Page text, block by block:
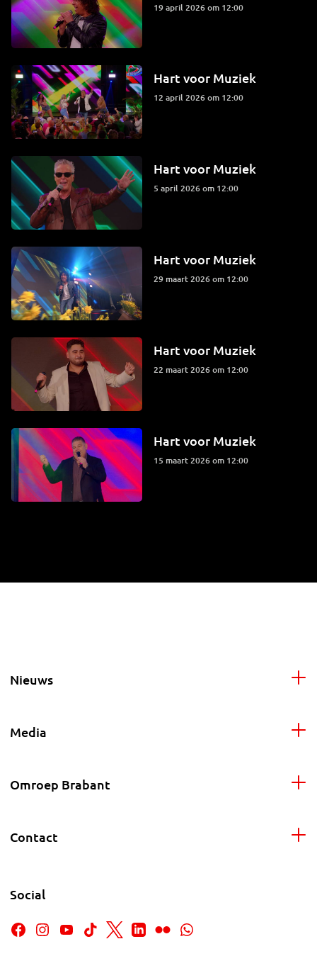
19 april 2026 om 12:00
Hart voor Muziek
12 april 2026 om 12:00
Hart voor Muziek
5 april 2026 om 12:00
Hart voor Muziek
29 maart 2026 om 12:00
Hart voor Muziek
22 maart 2026 om 12:00
Hart voor Muziek
15 maart 2026 om 12:00
Nieuws
Media
Omroep Brabant
Contact
Social